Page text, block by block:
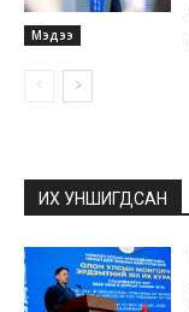
Мэдээ
ИХ УНШИГДСАН